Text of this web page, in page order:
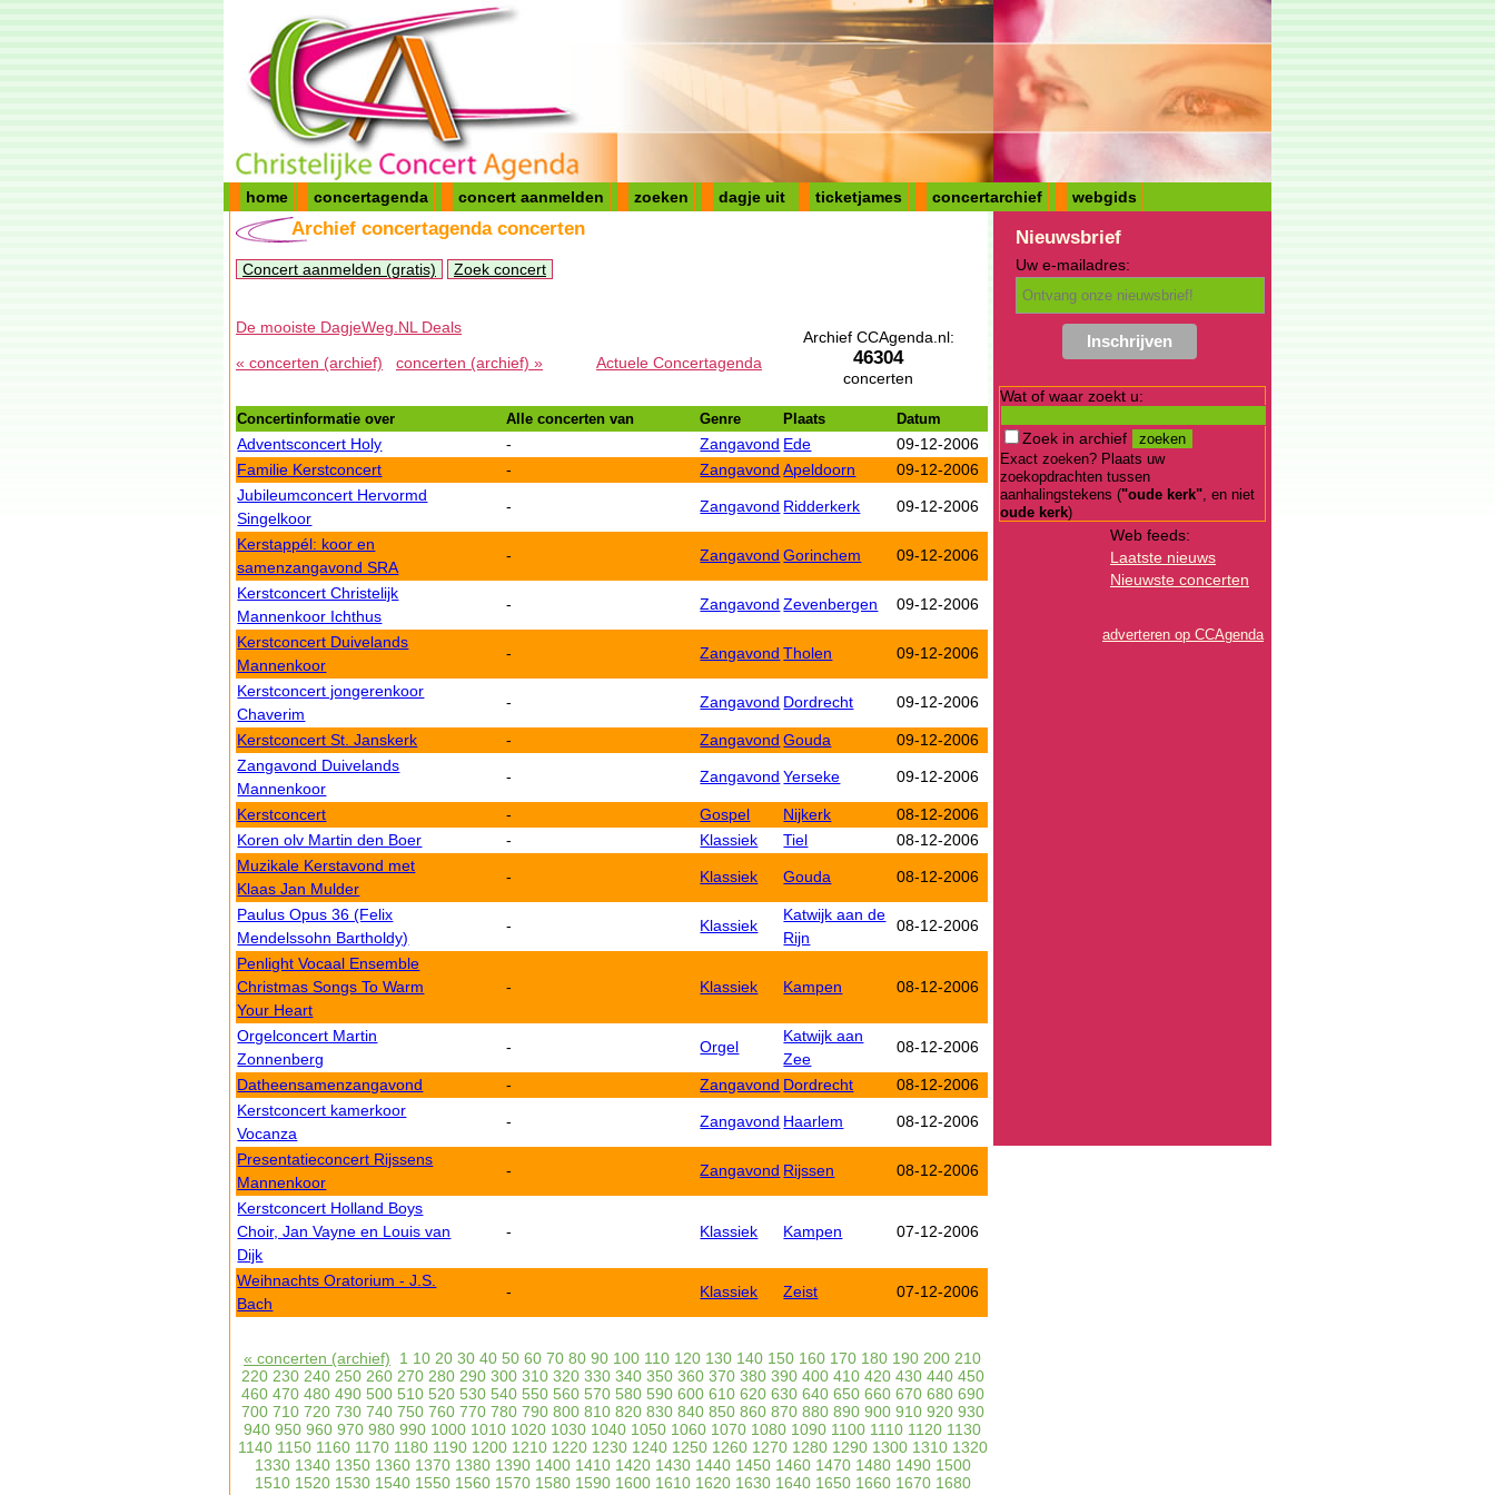
home concertagenda concert aanmelden zoeken dagje uit ticketjames concertarchief webgids
Archief concertagenda concerten
Concert aanmelden (gratis) Zoek concert
Archief CCAgenda.nl:
46304
concerten
De mooiste DagjeWeg.NL Deals
« concerten (archief)
concerten (archief) » Actuele Concertagenda
Concertinformatie over Alle concerten van Genre Plaats Datum
Adventsconcert Holy - Zangavond Ede
09-12-2006
Familie Kerstconcert
- Zangavond Apeldoorn
09-12-2006
Jubileumconcert Hervormd
Singelkoor
- Zangavond Ridderkerk 09-12-2006
Kerstappél: koor en
samenzangavond SRA
- Zangavond Gorinchem 09-12-2006
Kerstconcert Christelijk
Mannenkoor Ichthus
- Zangavond Zevenbergen 09-12-2006
Kerstconcert Duivelands
Mannenkoor
- Zangavond Tholen 09-12-2006
Kerstconcert jongerenkoor
Chaverim
- Zangavond Dordrecht 09-12-2006
Kerstconcert St. Janskerk - Zangavond Gouda
09-12-2006
Zangavond Duivelands
Mannenkoor
- Zangavond Yerseke 09-12-2006
Kerstconcert - Gospel Nijkerk
08-12-2006
Koren olv Martin den Boer
- Klassiek Tiel
08-12-2006
Muzikale Kerstavond met
Klaas Jan Mulder
- Klassiek Gouda 08-12-2006
Paulus Opus 36 (Felix
Mendelssohn Bartholdy)
- Klassiek
Katwijk aan de
Rijn
08-12-2006
Penlight Vocaal Ensemble
Christmas Songs To Warm
Your Heart
- Klassiek Kampen 08-12-2006
Orgelconcert Martin
Zonnenberg
- Orgel
Katwijk aan
Zee
08-12-2006
Datheensamenzangavond - Zangavond Dordrecht
08-12-2006
Kerstconcert kamerkoor
Vocanza
- Zangavond Haarlem 08-12-2006
Presentatieconcert Rijssens
Mannenkoor
- Zangavond Rijssen 08-12-2006
Kerstconcert Holland Boys
Choir, Jan Vayne en Louis van
Dijk
- Klassiek Kampen 07-12-2006
Weihnachts Oratorium - J.S.
Bach
- Klassiek Zeist 07-12-2006
« concerten (archief) 1 10 20 30 40 50 60 70 80 90 100 110 120 130 140 150 160 170 180 190 200 210
220 230 240 250 260 270 280 290 300 310 320 330 340 350 360 370 380 390 400 410 420 430 440 450
460 470 480 490 500 510 520 530 540 550 560 570 580 590 600 610 620 630 640 650 660 670 680 690
700 710 720 730 740 750 760 770 780 790 800 810 820 830 840 850 860 870 880 890 900 910 920 930
940 950 960 970 980 990 1000 1010 1020 1030 1040 1050 1060 1070 1080 1090 1100 1110 1120 1130
1140 1150 1160 1170 1180 1190 1200 1210 1220 1230 1240 1250 1260 1270 1280 1290 1300 1310 1320
1330 1340 1350 1360 1370 1380 1390 1400 1410 1420 1430 1440 1450 1460 1470 1480 1490 1500
1510 1520 1530 1540 1550 1560 1570 1580 1590 1600 1610 1620 1630 1640 1650 1660 1670 1680
Nieuwsbrief
Uw e-mailadres:
Wat of waar zoekt u:
Zoek in archief
Exact zoeken? Plaats uw
zoekopdrachten tussen
aanhalingstekens ("oude kerk", en niet
oude kerk)
Web feeds:
Laatste nieuws
Nieuwste concerten
adverteren op CCAgenda